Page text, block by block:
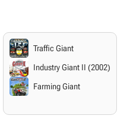
Traffic Giant
Industry Giant II (2002)
Farming Giant